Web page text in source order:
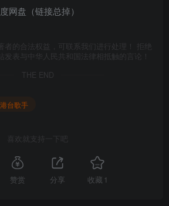
网盘（链接总掉）
者的合法权益，可联系我们进行处理！ 拒绝
发表与中华人民共和国法律相抵触的言论！
THE END
港台歌手
喜欢就支持一下吧
赞赏 分享 收藏 1